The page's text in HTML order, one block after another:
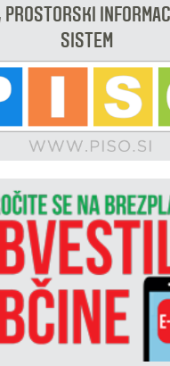
PROSTORSKI
SISTEM